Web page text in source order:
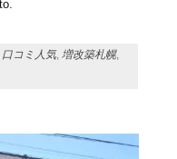
口コミ人気,増改築札幌,